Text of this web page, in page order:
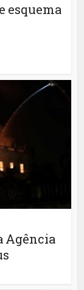
esquema
Agência